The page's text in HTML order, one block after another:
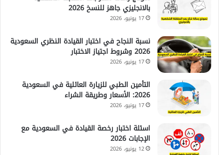
بالانجليزي جاهز للنسخ 2026
17 يونيو، 2026
نسبة النجاح في اختبار القيادة النظري السعودية
2026 وشروط اجتياز الاختبار
17 يونيو، 2026
التأمين الطبي للزيارة العائلية في السعودية
2026: الأسعار وطريقة الشراء
17 يونيو، 2026
اسئلة اختبار رخصة القيادة في السعودية مع
الإجابات 2026
12 يونيو، 2026